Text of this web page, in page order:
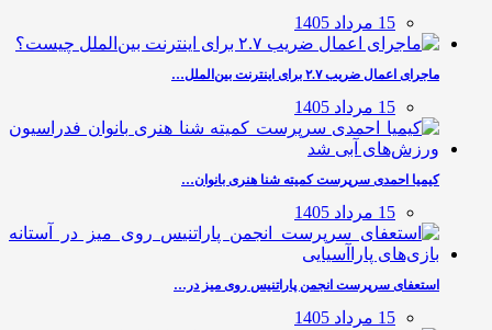
15 مرداد 1405
ماجرای اعمال ضریب ۲.۷ برای اینترنت بین‌الملل…
15 مرداد 1405
کیمیا احمدی سرپرست کمیته شنا هنری بانوان…
15 مرداد 1405
استعفای سرپرست انجمن پاراتنیس روی میز در…
15 مرداد 1405